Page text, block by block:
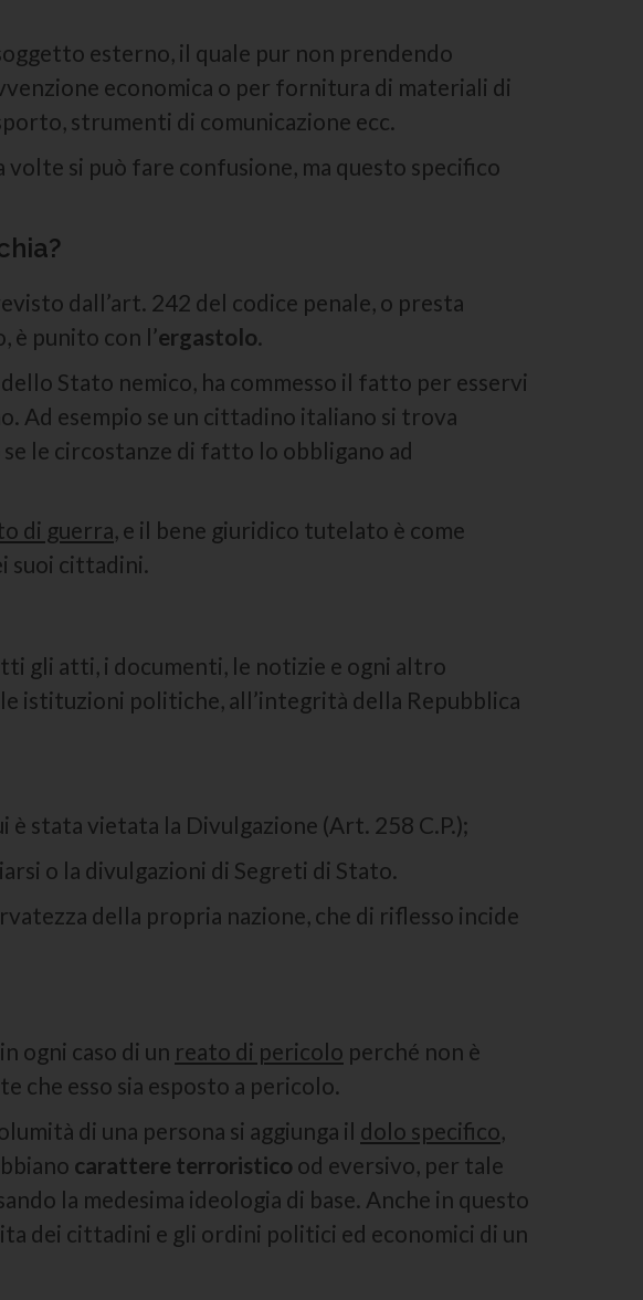
esterno, il quale pur non prendendo
economica o per fornitura di materiali di
strumenti di comunicazione ecc.
volte si può fare confusione, ma questo specifico
dall’art. 242 del codice penale, o presta
è punito con l’ergastolo.
Stato nemico, ha commesso il fatto per esservi
Ad esempio se un cittadino italiano si trova
se le circostanze di fatto lo obbligano ad
di guerra, e il bene giuridico tutelato è come
suoi cittadini.
gli atti, i documenti, le notizie e ogni altro
istituzioni politiche, all’integrità della Repubblica
stata vietata la Divulgazione (Art. 258 C.P.);
o la divulgazioni di Segreti di Stato.
della propria nazione, che di riflesso incide
ogni caso di un reato di pericolo perché non è
che esso sia esposto a pericolo.
di una persona si aggiunga il dolo specifico,
carattere terroristico od eversivo, per tale
la medesima ideologia di base. Anche in questo
dei cittadini e gli ordini politici ed economici di un